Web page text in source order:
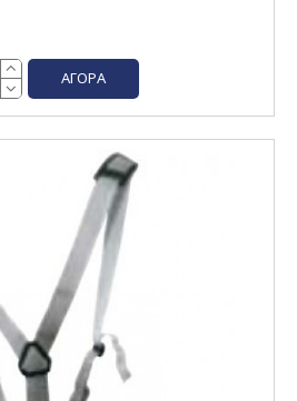
ΑΓΟΡΆ